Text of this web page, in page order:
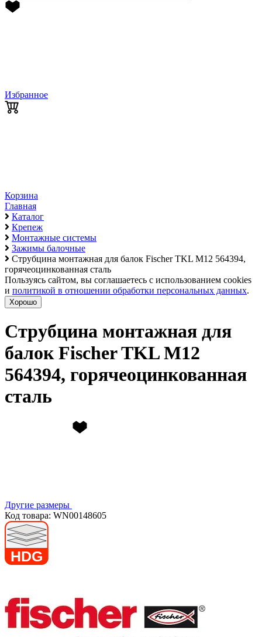
Избранное
Корзина
Главная
Каталог
Крепеж
Монтажные системы
Зажимы балочные
Струбцина монтажная для балок Fischer TKL М12 564394,
горячеоцинкованная сталь
Пользуясь сайтом, вы соглашаетесь с использованием cookies
и политикой в отношении обработки персональных данных.
Хорошо
Струбцина монтажная для
балок Fischer TKL М12
564394, горячеоцинкованная
сталь
Другие размеры
Код товара: WN00148605